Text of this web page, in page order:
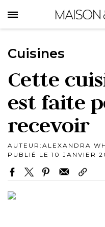
to
main
content
Cuisines
Cette
est faite
recevoir
AUTEUR: ALEXANDRA
PUBLIÉ LE 10 JANVIER